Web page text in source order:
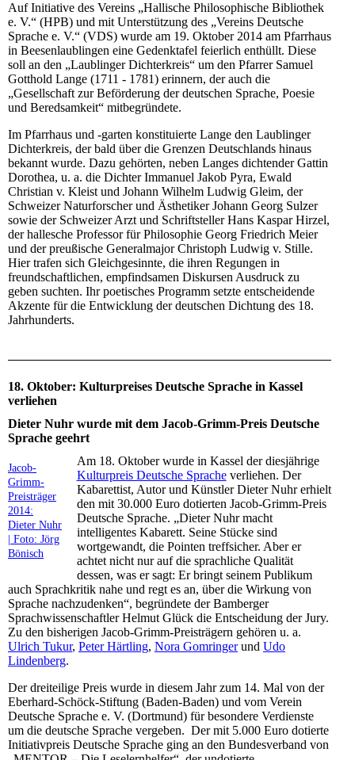
Auf Initiative des Vereins „Hallische Philosophische Bibliothek
e. V.“ (HPB) und mit Unterstützung des „Vereins Deutsche
Sprache e. V.“ (VDS) wurde am 19. Oktober 2014 am Pfarrhaus
in Beesenlaublingen eine Gedenktafel feierlich enthüllt. Diese
soll an den „Laublinger Dichterkreis“ um den Pfarrer Samuel
Gotthold Lange (1711 - 1781) erinnern, der auch die
„Gesellschaft zur Beförderung der deutschen Sprache, Poesie
und Beredsamkeit“ mitbegründete.
Im Pfarrhaus und -garten konstituierte Lange den Laublinger
Dichterkreis, der bald über die Grenzen Deutschlands hinaus
bekannt wurde. Dazu gehörten, neben Langes dichtender Gattin
Dorothea, u. a. die Dichter Immanuel Jakob Pyra, Ewald
Christian v. Kleist und Johann Wilhelm Ludwig Gleim, der
Schweizer Naturforscher und Ästhetiker Johann Georg Sulzer
sowie der Schweizer Arzt und Schriftsteller Hans Kaspar Hirzel,
der hallesche Professor für Philosophie Georg Friedrich Meier
und der preußische Generalmajor Christoph Ludwig v. Stille.
Hier trafen sich Gleichgesinnte, die ihren Regungen in
freundschaftlichen, empfindsamen Diskursen Ausdruck zu
geben suchten. Ihr poetisches Programm setzte entscheidende
Akzente für die Entwicklung der deutschen Dichtung des 18.
Jahrhunderts.
18. Oktober: Kulturpreises Deutsche Sprache in Kassel
verliehen
Dieter Nuhr wurde mit dem Jacob-Grimm-Preis Deutsche
Sprache geehrt
Jacob-
Grimm-
Preisträger
2014:
Dieter Nuhr
| Foto: Jörg
Bönisch
Am 18. Oktober wurde in Kassel der diesjährige
Kulturpreis Deutsche Spracheverliehen. Der
Kabarettist, Autor und Künstler Dieter Nuhr erhielt
den mit 30.000 Euro dotierten Jacob-Grimm-Preis
Deutsche Sprache. „Dieter Nuhr macht
intelligentes Kabarett. Seine Stücke sind
wortgewandt, die Pointen treffsicher. Aber er
achtet nicht nur auf die sprachliche Qualität
dessen, was er sagt: Er bringt seinem Publikum
auch Sprachkritik nahe und regt es an, über die Wirkung von
Sprache nachzudenken“, begründete der Bamberger
Sprachwissenschaftler Helmut Glück die Entscheidung der Jury.
Zu den bisherigen Jacob-Grimm-Preisträgern gehören u. a.
Ulrich Tukur, Peter Härtling, Nora Gomringerund Udo
Lindenberg.
Der dreiteilige Preis wurde in diesem Jahr zum 14. Mal von der
Eberhard-Schöck-Stiftung (Baden-Baden) und vom Verein
Deutsche Sprache e. V. (Dortmund) für besondere Verdienste
um die deutsche Sprache vergeben. Der mit 5.000 Euro dotierte
Initiativpreis Deutsche Sprache ging an den Bundesverband von